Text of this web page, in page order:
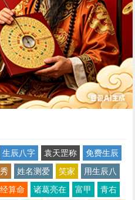
生辰八字 袁天罡称
免费生辰
姓名测爱 笑家
用生辰八
算命 诸葛亮在 富甲
青右